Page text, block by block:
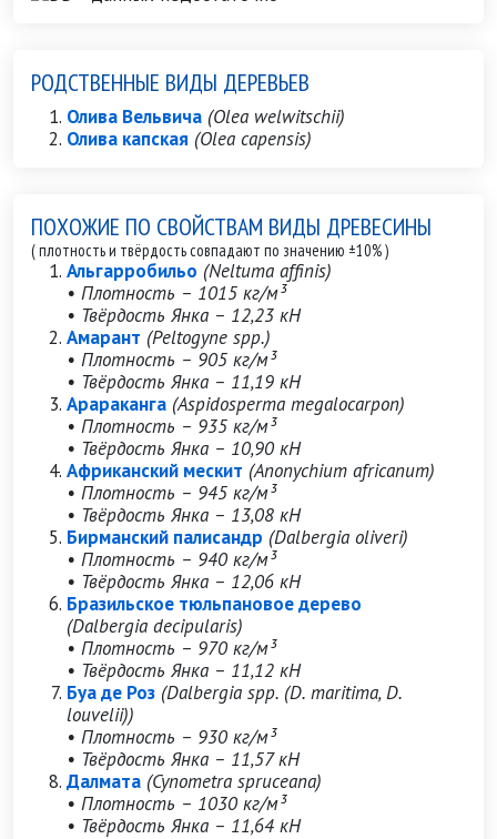
РОДСТВЕННЫЕ ВИДЫ ДЕРЕВЬЕВ
Олива Вельвича (Olea welwitschii)
Олива капская (Olea capensis)
ПОХОЖИЕ ПО СВОЙСТВАМ ВИДЫ ДРЕВЕСИНЫ
( плотность и твёрдость совпадают по значению ±10% )
Альгарробильо (Neltuma affinis)
• Плотность – 1015 кг/м³
• Твёрдость Янка – 12,23 кН
Амарант (Peltogyne spp.)
• Плотность – 905 кг/м³
• Твёрдость Янка – 11,19 кН
Арараканга (Aspidosperma megalocarpon)
• Плотность – 935 кг/м³
• Твёрдость Янка – 10,90 кН
Африканский мескит (Anonychium africanum)
• Плотность – 945 кг/м³
• Твёрдость Янка – 13,08 кН
Бирманский палисандр (Dalbergia oliveri)
• Плотность – 940 кг/м³
• Твёрдость Янка – 12,06 кН
Бразильское тюльпановое дерево
(Dalbergia decipularis)
• Плотность – 970 кг/м³
• Твёрдость Янка – 11,12 кН
Буа де Роз (Dalbergia spp. (D. maritima, D.
louvelii))
• Плотность – 930 кг/м³
• Твёрдость Янка – 11,57 кН
Далмата (Cynometra spruceana)
• Плотность – 1030 кг/м³
• Твёрдость Янка – 11,64 кН